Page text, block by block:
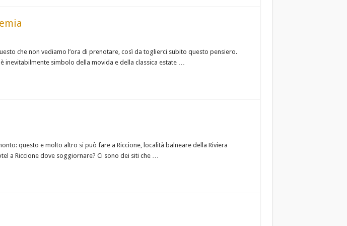
che non vediamo l’ora di prenotare, così da toglierci subito questo pensiero.
inevitabilmente simbolo della movida e della classica estate …
questo e molto altro si può fare a Riccione, località balneare della Riviera
a Riccione dove soggiornare? Ci sono dei siti che …